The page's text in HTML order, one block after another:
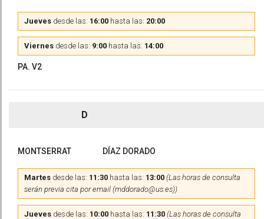
Jueves desde las: 16:00 hasta las: 20:00
Viernes desde las: 9:00 hasta las: 14:00
PA. V2
D
MONTSERRAT DÍAZ DORADO
Martes desde las: 11:30 hasta las: 13:00 (Las horas de consulta
serán previa cita por email (mddorado@us.es))
Jueves desde las: 10:00 hasta las: 11:30 (Las horas de consulta